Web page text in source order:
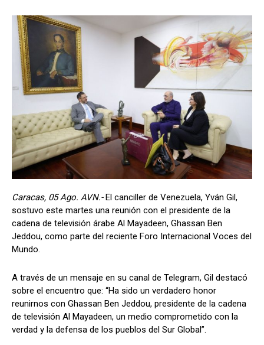
Caracas, 05 Ago. AVN.-El canciller de Venezuela, Yván Gil,
sostuvo este martes una reunión con el presidente de la
cadena de televisión árabe Al Mayadeen, Ghassan Ben
Jeddou, como parte del reciente Foro Internacional Voces del
Mundo.
A través de un mensaje en su canal de Telegram, Gil destacó
sobre el encuentro que: “Ha sido un verdadero honor
reunirnos con Ghassan Ben Jeddou, presidente de la cadena
de televisión Al Mayadeen, un medio comprometido con la
verdad y la defensa de los pueblos del Sur Global”.